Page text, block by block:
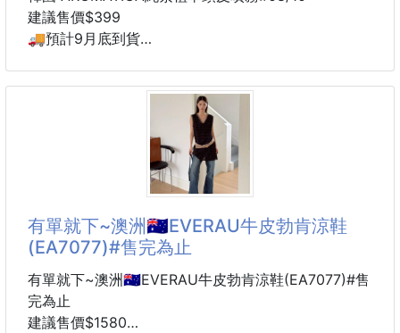
D.🐮 9入鮮奶饅頭 *450g
E.🌾 6入五穀優糧饅頭 *480g
❌牧場原價：150元❌
✅7/24～8/4限時10天
❤️各大部落客激推❤️
採用柳營當地酪農所生產的新鮮生乳製成的鮮奶饅頭
建議售價$399
🚚預計9月底到貨
Olive Young美髮類排行冠軍
炎熱夏天一定要擁有一罐~
是不是早上才洗頭，下午髮根就扁了？
戴了一整天安全帽，頭皮悶悶的、油油的？
或是換季時總覺得頭皮狀態不太穩定？
有單就下~澳洲🇦🇺EVERAU牛皮勃肯涼鞋
(EA7077)#售完為止
有單就下~澳洲🇦🇺EVERAU牛皮勃肯涼鞋(EA7077)#售
完為止
建議售價$1580